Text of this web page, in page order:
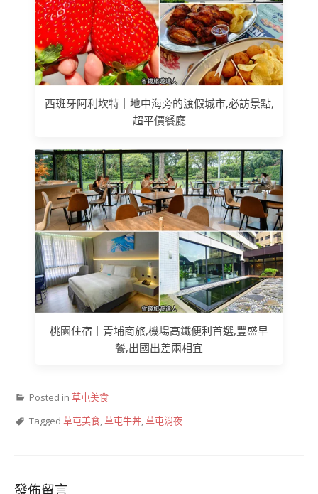
西班牙阿利坎特｜地中海旁的渡假城市,必訪景點,
超平價餐廳
桃園住宿｜青埔商旅,機場高鐵便利首選,豐盛早
餐,出國出差兩相宜
Posted in 草屯美食
Tagged 草屯美食,草屯牛丼,草屯消夜
發佈留言